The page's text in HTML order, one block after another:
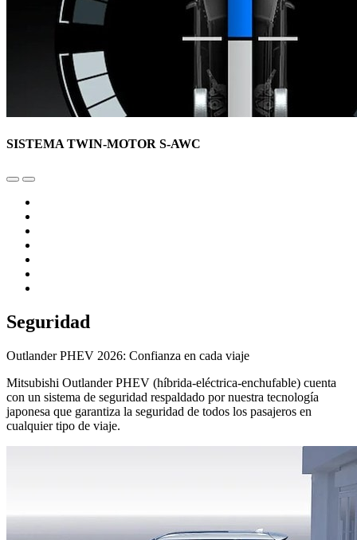
SISTEMA TWIN-MOTOR S-AWC
Seguridad
Outlander PHEV 2026: Confianza en cada viaje
Mitsubishi Outlander PHEV (híbrida-eléctrica-enchufable) cuenta
con un sistema de seguridad respaldado por nuestra tecnología
japonesa que garantiza la seguridad de todos los pasajeros en
cualquier tipo de viaje.